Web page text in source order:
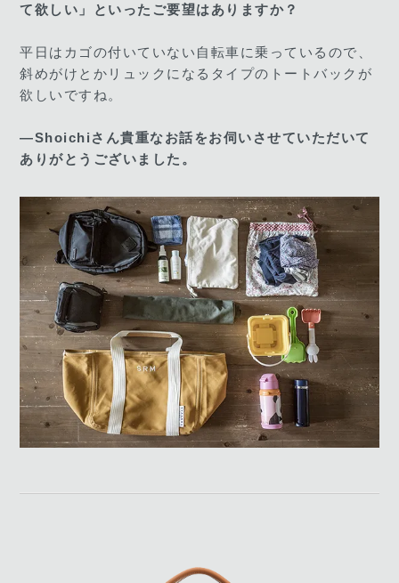
て欲しい」といったご要望はありますか？
平日はカゴの付いていない自転車に乗っているので、
斜めがけとかリュックになるタイプのトートバックが
欲しいですね。
―Shoichiさん貴重なお話をお伺いさせていただいて
ありがとうございました。